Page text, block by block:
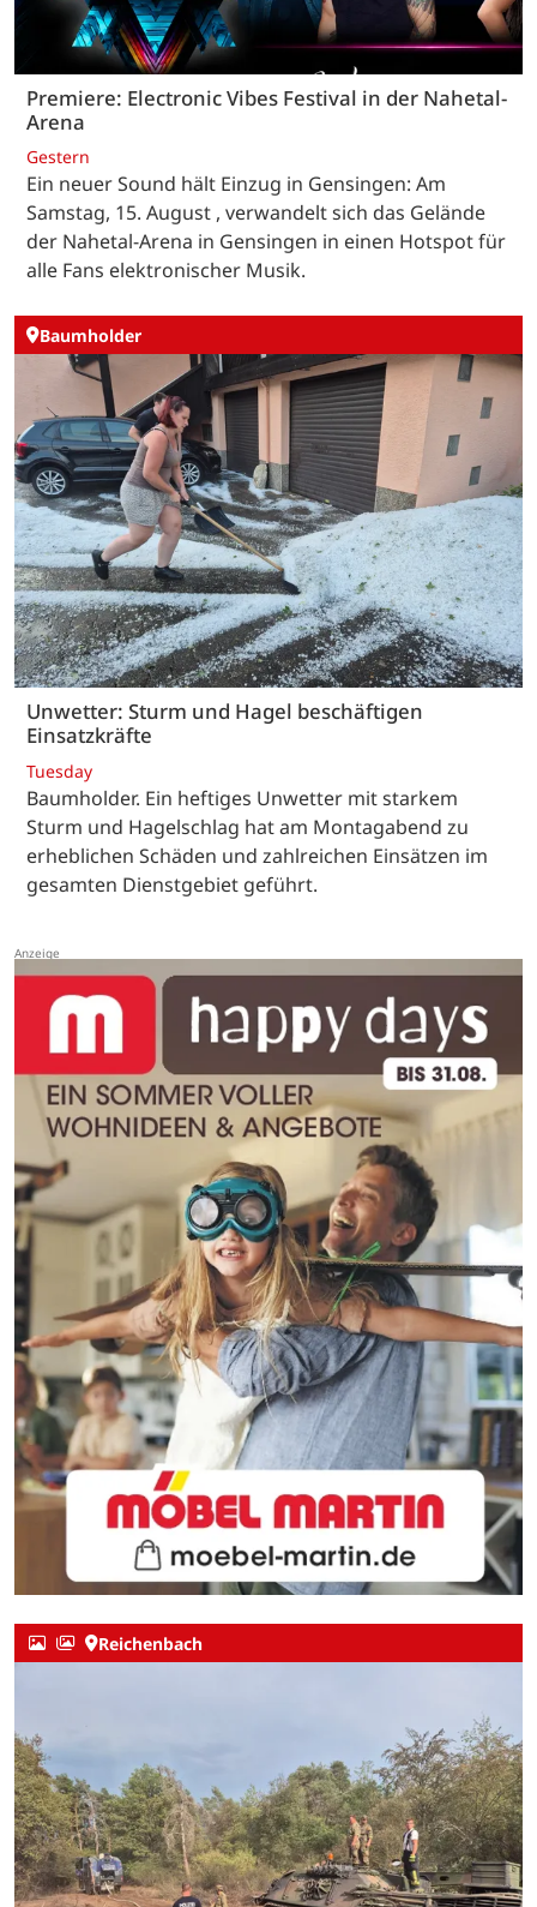
Premiere: Electronic Vibes Festival in der Nahetal-
Arena
Gestern
Ein neuer Sound hält Einzug in Gensingen: Am
Samstag, 15. August , verwandelt sich das Gelände
der Nahetal-Arena in Gensingen in einen Hotspot für
alle Fans elektronischer Musik.
Baumholder
Unwetter: Sturm und Hagel beschäftigen
Einsatzkräfte
Tuesday
Baumholder. Ein heftiges Unwetter mit starkem
Sturm und Hagelschlag hat am Montagabend zu
erheblichen Schäden und zahlreichen Einsätzen im
gesamten Dienstgebiet geführt.
Reichenbach